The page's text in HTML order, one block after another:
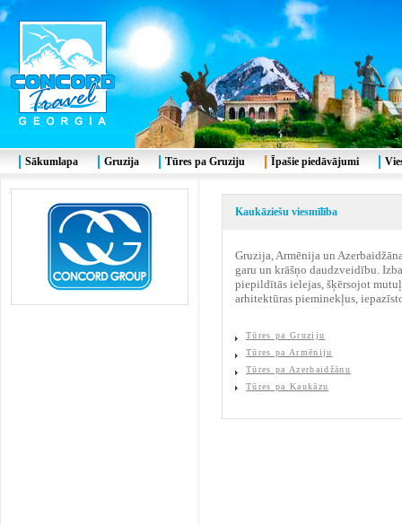
Kaukāziešu viesmīlība
Gruzija, Armēnija un
garu un krāšņo daudzveidību.
piepildītās ielejas, šķērsojot
arhitektūras pieminekļus,
Tūres pa Gruziju
Tūres pa Armēniju
Tūres pa Azerbaidžānu
Tūres pa Kaukāzu
Sākumlapa Gruzija Tūres pa Gruziju Īpašie piedāvājumi